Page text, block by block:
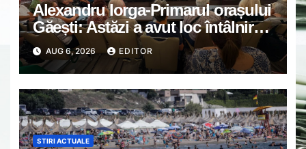
Alexandru Iorga-Primarul orașului
Găești: Astăzi a avut loc întâlnirea
de lucru cu reprezentanții
asociațiilor de proprietari din
Găești.
AUG 6, 2026 EDITOR
STIRI ACTUALE